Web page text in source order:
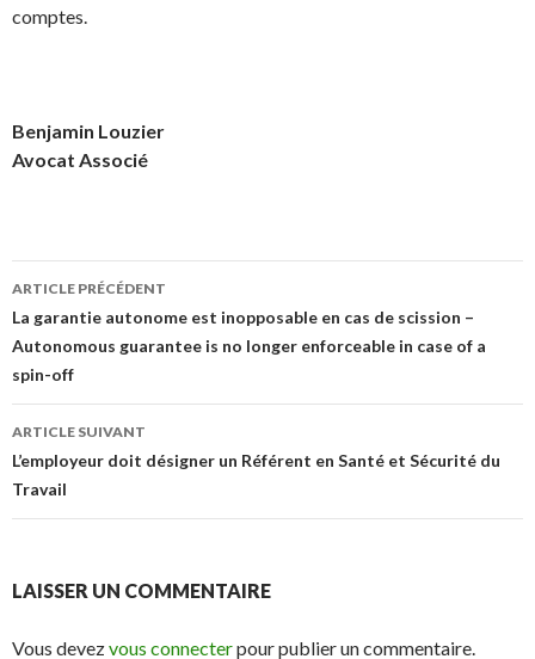
comptes.
Benjamin Louzier
Avocat Associé
Navigation
des
articles
ARTICLE PRÉCÉDENT
La garantie autonome est inopposable en cas de scission –
Autonomous guarantee is no longer enforceable in case of a
spin-off
ARTICLE SUIVANT
L’employeur doit désigner un Référent en Santé et Sécurité du
Travail
LAISSER UN COMMENTAIRE
Vous devezvous connecterpour publier un commentaire.